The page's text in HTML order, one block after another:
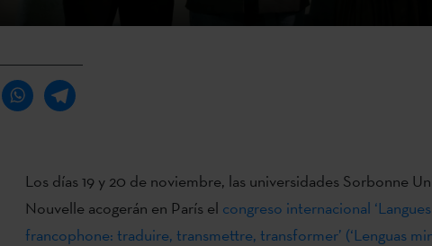
Los días 19 y 20 de noviembre, las universidades Sorbonne
Nouvelle acogerán en París el congreso internacional
francophone: traduire, transmettre, transformer’ (‘Lenguas